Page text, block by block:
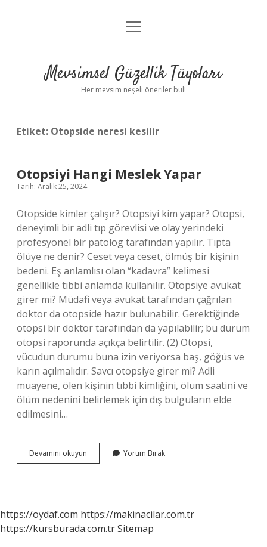
Anasayfa
Yasal Uyarı
menüyü
Mevsimsel Güzellik Tüyoları
Her mevsim neşeli öneriler bul!
Etiket: Otopside neresi kesilir
Otopsiyi Hangi Meslek Yapar
Tarih: Aralık 25, 2024
Otopside kimler çalışır? Otopsiyi kim yapar? Otopsi,
deneyimli bir adli tıp görevlisi ve olay yerindeki
profesyonel bir patolog tarafından yapılır. Tıpta
ölüye ne denir? Ceset veya ceset, ölmüş bir kişinin
bedeni. Eş anlamlısı olan “kadavra” kelimesi
genellikle tıbbi anlamda kullanılır. Otopsiye avukat
girer mi? Müdafi veya avukat tarafından çağrılan
doktor da otopside hazır bulunabilir. Gerektiğinde
otopsi bir doktor tarafından da yapılabilir; bu durum
otopsi raporunda açıkça belirtilir. (2) Otopsi,
vücudun durumu buna izin veriyorsa baş, göğüs ve
karın açılmalıdır. Savcı otopsiye girer mi? Adli
muayene, ölen kişinin tıbbi kimliğini, ölüm saatini ve
ölüm nedenini belirlemek için dış bulguların elde
edilmesini…
Devamını okuyun Otopsiyi
Hangi
Yorum Bırak
https://oydaf.com https://makinacilar.com.tr
https://kursburada.com.trSitemap